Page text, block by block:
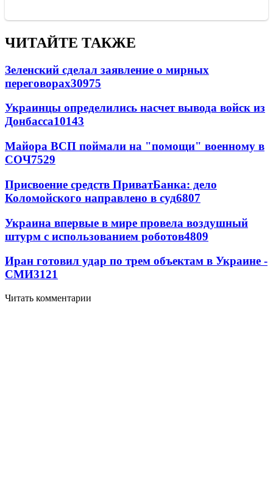
ЧИТАЙТЕ ТАКЖЕ
Зеленский сделал заявление о мирных
переговорах30975
Украинцы определились насчет вывода войск из
Донбасса10143
Майора ВСП поймали на "помощи" военному в
СОЧ7529
Присвоение средств ПриватБанка: дело
Коломойского направлено в суд6807
Украина впервые в мире провела воздушный
штурм с использованием роботов4809
Иран готовил удар по трем объектам в Украине -
СМИ3121
Читать комментарии